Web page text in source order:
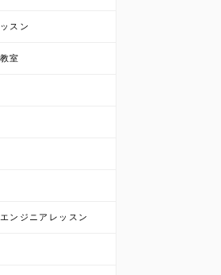
スン
室
ンジニアレッスン